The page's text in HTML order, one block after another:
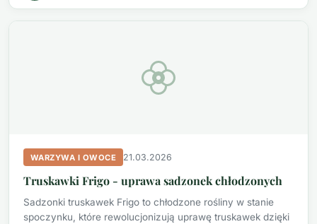
WARZYWA I OWOCE 21.03.2026
Truskawki Frigo - uprawa sadzonek chłodzonych
Sadzonki truskawek Frigo to chłodzone rośliny w stanie
spoczynku, które rewolucjonizują uprawę truskawek dzięki